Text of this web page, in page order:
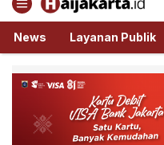
Haijakarta.id
Semua Tentang
News Layanan Publik